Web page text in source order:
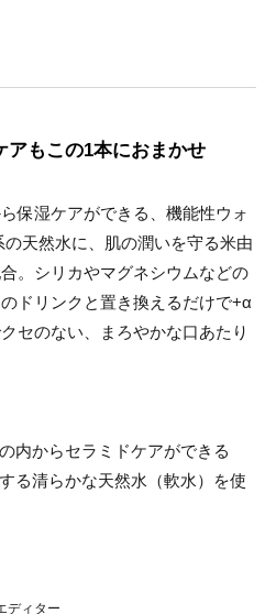
アもこの1本におまかせ
保湿ケアができる、機能性ウォ
天然水に、肌の潤いを守る米由
。シリカやマグネシウムなどの
ドリンクと置き換えるだけで+α
セのない、まろやかな口あたり
内からセラミドケアができる
る清らかな天然水（軟水）を使
ディター